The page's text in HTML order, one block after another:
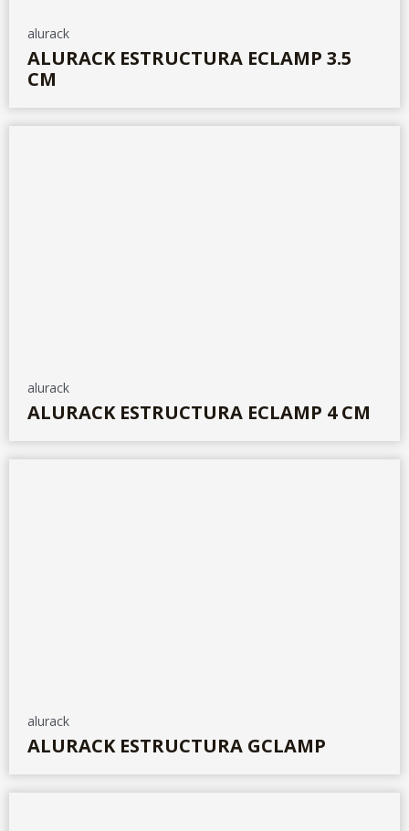
alurack
ALURACK ESTRUCTURA ECLAMP 3.5
CM
alurack
ALURACK ESTRUCTURA ECLAMP 4 CM
alurack
ALURACK ESTRUCTURA GCLAMP